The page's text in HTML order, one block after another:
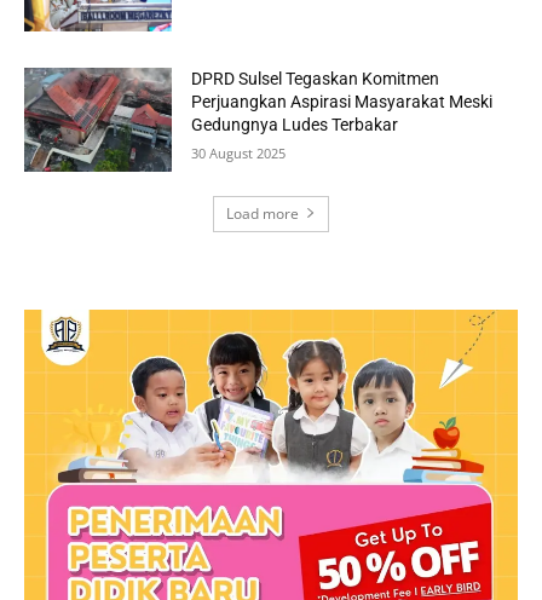
DPRD Sulsel Tegaskan Komitmen
Perjuangkan Aspirasi Masyarakat Meski
Gedungnya Ludes Terbakar
30 August 2025
Load more